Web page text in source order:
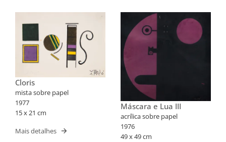
Cloris
mista sobre papel
1977
15 x 21 cm
Mais detalhes
Máscara e Lua III
acrílica sobre papel
1976
49 x 49 cm